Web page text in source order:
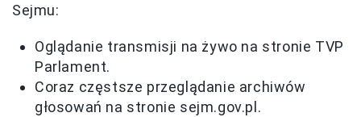
Sejmu:
Oglądanie transmisji na żywo na stronie TVP
Parlament.
Coraz częstsze przeglądanie archiwów
głosowań na stronie sejm.gov.pl.